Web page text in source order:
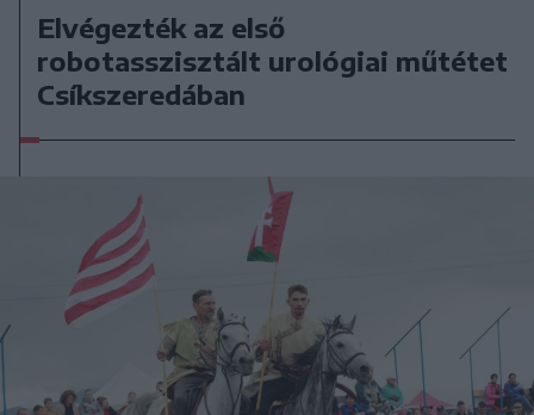
Elvégezték az első
robotasszisztált urológiai műtétet
Csíkszeredában